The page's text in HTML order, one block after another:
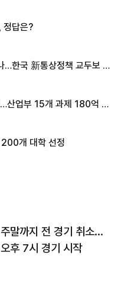
정답은?
…한국 新통상정책 교두보 활
산업부 15개 과제 180억 지
개 대학 선정
말까지 전 경기 취소…
오후 7시 경기 시작